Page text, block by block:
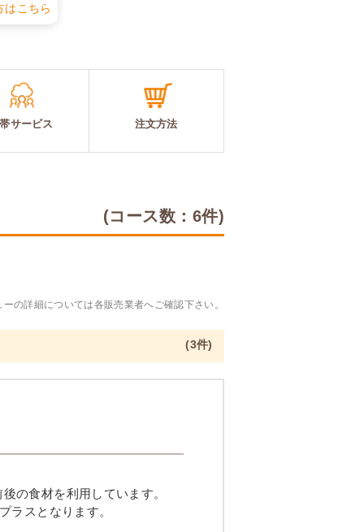
こちら
サービス 注文方法
(コース数：6件)
の詳細については各販売業者へご確認下さい。
(3件)
の食材を利用しています。
ラスとなります。